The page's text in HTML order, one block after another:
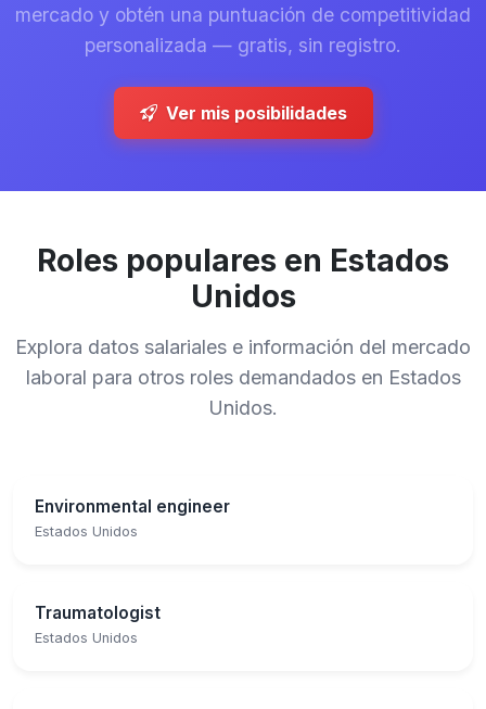
mercado y obtén una puntuación de competitividad
personalizada — gratis, sin registro.
Ver mis posibilidades
Roles populares en Estados
Unidos
Explora datos salariales e información del mercado
laboral para otros roles demandados en Estados
Unidos.
Environmental engineer
Estados Unidos
Traumatologist
Estados Unidos